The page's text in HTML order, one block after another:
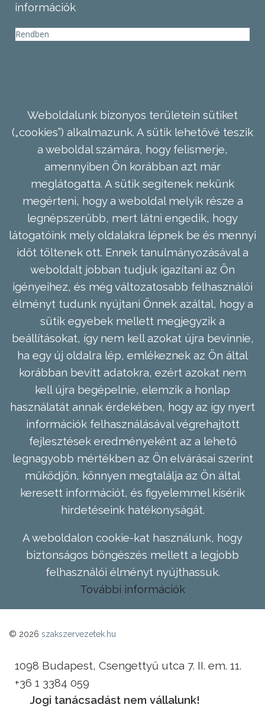
információk
Rendben
Weboldalunk bizonyos területein sütiket
(„cookies”) alkalmazunk. A sütik lehetővé teszik
a weboldal számára, hogy felismerje,
amennyiben Ön korábban azt már
meglátogatta. A sütik segítenek nekünk
megérteni, hogy a weboldal melyik része a
legnépszerűbb, mert látni engedik, hogy
látogatóink mely oldalakra lépnek be és mennyi
időt töltenek ott. Ennek tanulmányozásával a
weboldalt jobban tudjuk igazítani az Ön
igényeihez, és még változatosabb felhasználói
élményt tudunk nyújtani Önnek azáltal, hogy a
sütik egyebek mellett megjegyzik a
beállításokat, így nem kell azokat újra bevinnie,
ha egy új oldalra lép, emlékeznek az Ön által
korábban bevitt adatokra, ezért azokat nem
kell újra begépelnie, elemzik a honlap
használatát annak érdekében, hogy az így nyert
információk felhasználásával végrehajtott
fejlesztések eredményeként az a lehető
legnagyobb mértékben az Ön elvárásai szerint
működjön, könnyen megtalálja az Ön által
keresett információt, és figyelemmel kísérik
hirdetéseink hatékonyságát.
A weboldalon cookie-kat használunk, hogy
biztonságos böngészés mellett a legjobb
felhasználói élményt nyújthassuk.
További információk
© 2026 szakszervezetek.hu
1098 Budapest, Csengettyű utca 7. II. em. 11.
+36 1 3384 059
Jogi tanácsadást nem vállalunk!